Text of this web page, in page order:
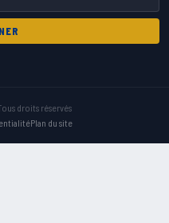
droits réservés
Plan du site